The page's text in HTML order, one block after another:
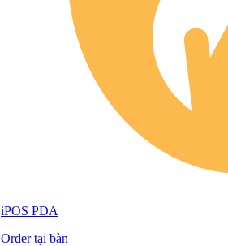
iPOS PDA
Order tại bàn